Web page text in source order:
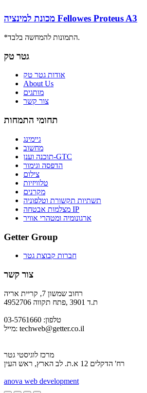
מכונת למינציה Fellowes Proteus A3
*התמונות להמחשה בלבד.
גטר טק
אודות גטר טק
About Us
מותגים
צור קשר
תחומי התמחות
גיימינג
מחשוב
תוכנה וענן-GTC
הדפסה וגימור
צילום
טלוויזיות
מקרנים
תשתיות תקשורת וטלפוניה
מצלמות אבטחה IP
ארגונומיה ומטהרי אוויר
Getter Group
חברות קבוצת גטר
צור קשר
רחוב שמשון 7, קריית אריה
ת.ד 3901 ,פתח תקווה 4952706
טלפון: 03-5761660
מייל: techweb@getter.co.il
מרכז לוגיסטי גטר
רח' הדקלים 12 א.ת. לב הארץ, ראש העין
anova web development